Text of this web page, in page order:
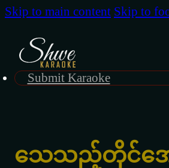
Skip to main content Skip to
Submit Karaoke
သေသည့်တိုင်အေ